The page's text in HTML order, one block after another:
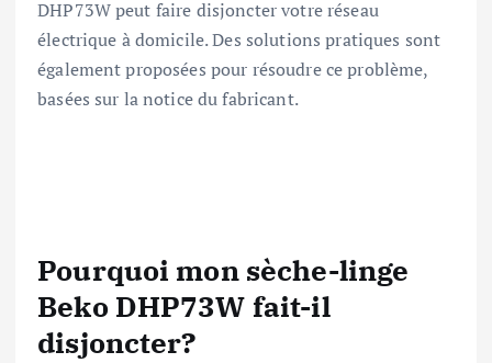
DHP73W peut faire disjoncter votre réseau
électrique à domicile. Des solutions pratiques sont
également proposées pour résoudre ce problème,
basées sur la notice du fabricant.
Pourquoi mon sèche-linge
Beko DHP73W fait-il
disjoncter?